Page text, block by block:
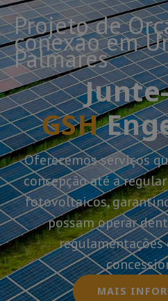
Projeto de
conexão em
Palmares
GSH
Oferecemos serviços
concepção até a
fotovoltaicos,
possam operar
regulamentações
MAIS